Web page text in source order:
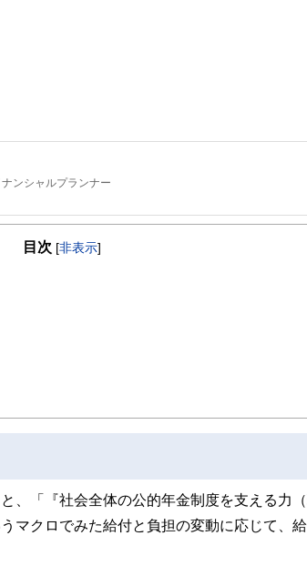
ンシャルプランナー
つ。
日本FP協会認定）を最速で取得。証券外務員第一種（日本
若い人とともに、同年代の高齢者層から絶大な信頼を集めて
からの「働き方」と「お金」の正解」を出版し、好評販売
目次 [非表示]
、「『社会全体の公的年金制度を支える力
マクロでみた給付と負担の変動に応じて、